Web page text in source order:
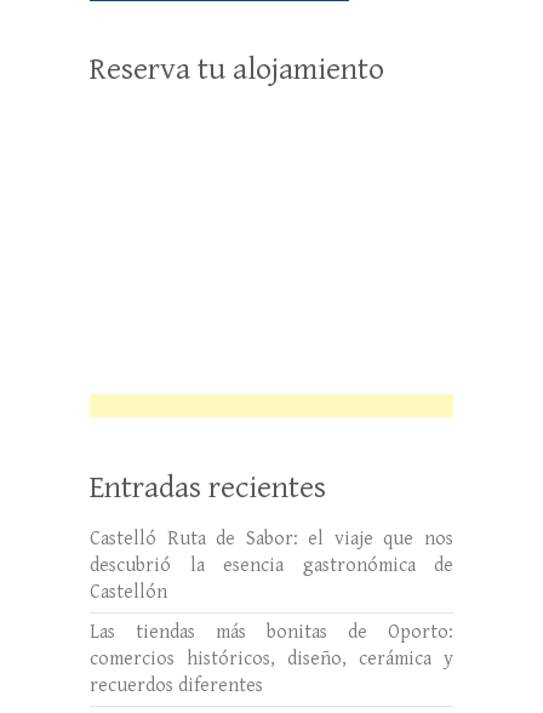
Reserva tu alojamiento
Entradas recientes
Castelló Ruta de Sabor: el viaje que nos
descubrió la esencia gastronómica de
Castellón
Las tiendas más bonitas de Oporto:
comercios históricos, diseño, cerámica y
recuerdos diferentes